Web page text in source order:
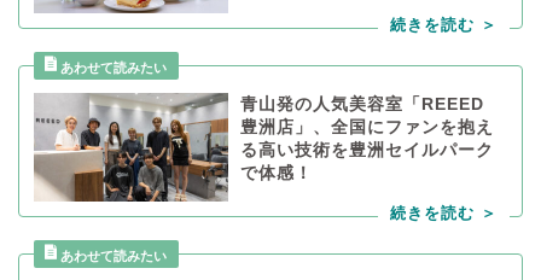
青山発の人気美容室「REEED
豊洲店」、全国にファンを抱え
る高い技術を豊洲セイルパーク
で体感！